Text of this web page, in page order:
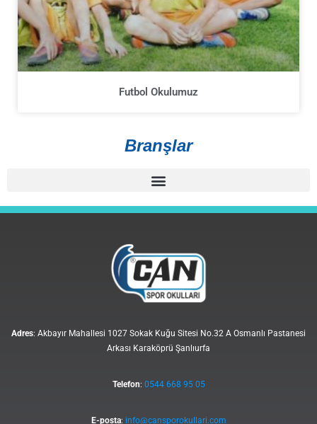
Futbol Okulumuz
Branşlar
Adres: Akbayır Mahallesi 1027 Sokak Kuğu Sitesi No.32 A Osmanlı Pastanesi
Arkası Karaköprü Şanlıurfa
Telefon: 0544 668 95 05
E-posta: info@cansporokullari.com